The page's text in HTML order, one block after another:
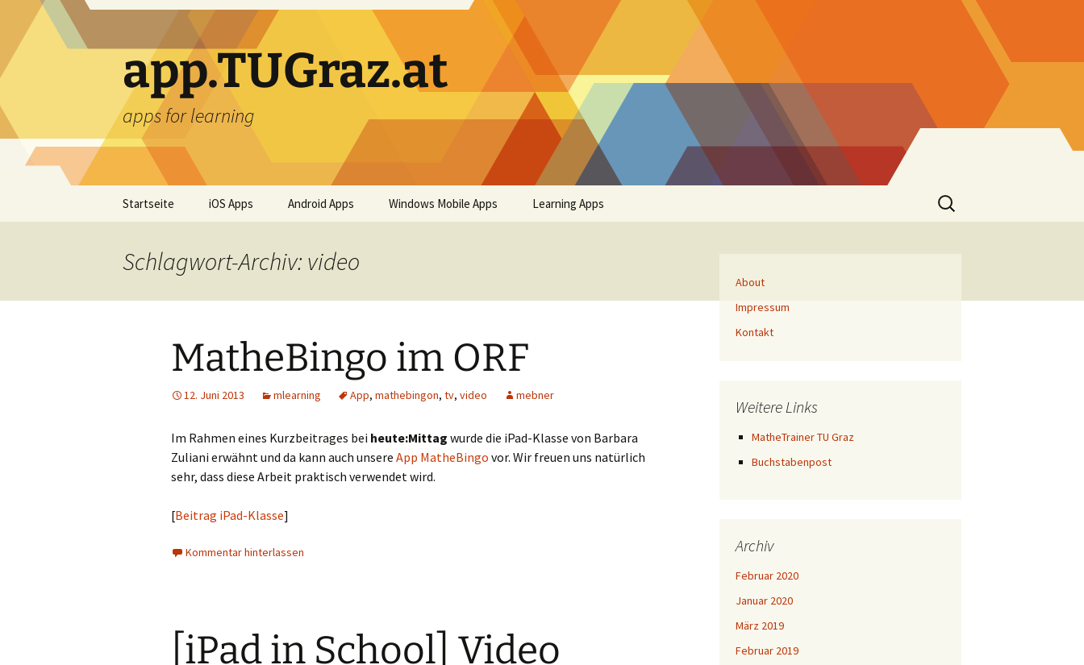
Inhalt
springen
app.TUGraz.at
apps for learning
Startseite iOS Apps Android Apps Windows Mobile Apps Learning Apps
Suchen
nach:
Schlagwort-Archiv: video
MatheBingo im ORF
12. Juni 2013 mlearning App, mathebingon, tv, video mebner
Im Rahmen eines Kurzbeitrages bei heute:Mittag wurde die iPad-Klasse von Barbara
Zuliani erwähnt und da kann auch unsere App MatheBingo vor. Wir freuen uns natürlich
sehr, dass diese Arbeit praktisch verwendet wird.
[Beitrag iPad-Klasse]
Kommentar hinterlassen
[iPad in School] Video
About
Impressum
Kontakt
Weitere Links
MatheTrainer TU Graz
Buchstabenpost
Archiv
Februar 2020
Januar 2020
März 2019
Februar 2019